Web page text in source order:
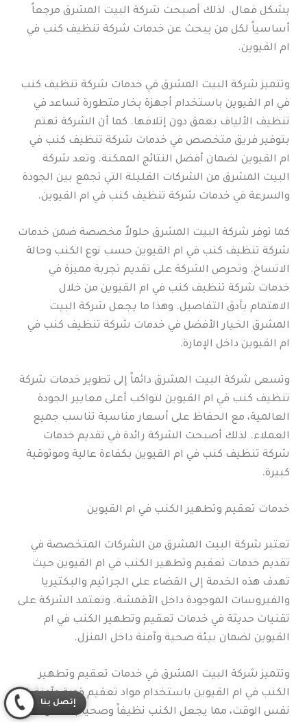
بشكل فعال. لذلك أصبحت شركة البيت المشرق مرجعاً
أساسياً لكل من يبحث عن خدمات شركة تنظيف كنب في
ام القيوين.
وتتميز شركة البيت المشرق في خدمات شركة تنظيف كنب
في ام القيوين باستخدام أجهزة بخار متطورة تساعد في
تنظيف الألياف بعمق دون إتلافها. كما أن الشركة تهتم
بتوفير فريق متخصص في خدمات شركة تنظيف كنب في
ام القيوين لضمان أفضل النتائج الممكنة. وتعد شركة
البيت المشرق من الشركات القليلة التي تجمع بين الجودة
والسرعة في خدمات شركة تنظيف كنب في ام القيوين.
كما توفر شركة البيت المشرق حلولاً مخصصة ضمن خدمات
شركة تنظيف كنب في ام القيوين حسب نوع الكنب وحالة
الاتساخ. وتحرص الشركة على تقديم تجربة مميزة في
خدمات شركة تنظيف كنب في ام القيوين من خلال
الاهتمام بأدق التفاصيل. وهذا ما يجعل شركة البيت
المشرق الخيار الأفضل في خدمات شركة تنظيف كنب في
ام القيوين داخل الإمارة.
وتسعى شركة البيت المشرق دائماً إلى تطوير خدمات شركة
تنظيف كنب في ام القيوين لتواكب أعلى معايير الجودة
العالمية، مع الحفاظ على أسعار مناسبة تناسب جميع
العملاء. لذلك أصبحت الشركة رائدة في تقديم خدمات
شركة تنظيف كنب في ام القيوين بكفاءة عالية وموثوقية
كبيرة.
خدمات تعقيم وتطهير الكنب في ام القيوين
تعتبر شركة البيت المشرق من الشركات المتخصصة في
تقديم خدمات تعقيم وتطهير الكنب في ام القيوين حيث
تهدف هذه الخدمة إلى القضاء على الجراثيم والبكتيريا
والفيروسات الموجودة داخل الأقمشة. وتعتمد الشركة على
تقنيات حديثة في خدمات تعقيم وتطهير الكنب في ام
القيوين لضمان بيئة صحية وآمنة داخل المنزل.
وتتميز شركة البيت المشرق في خدمات تعقيم وتطهير
الكنب في ام القيوين باستخدام مواد تعقيم قوية وآمنة في
نفس الوقت، مما يجعل الكنب نظيفاً وصحياً بالكامل. كما
إتصل بنا